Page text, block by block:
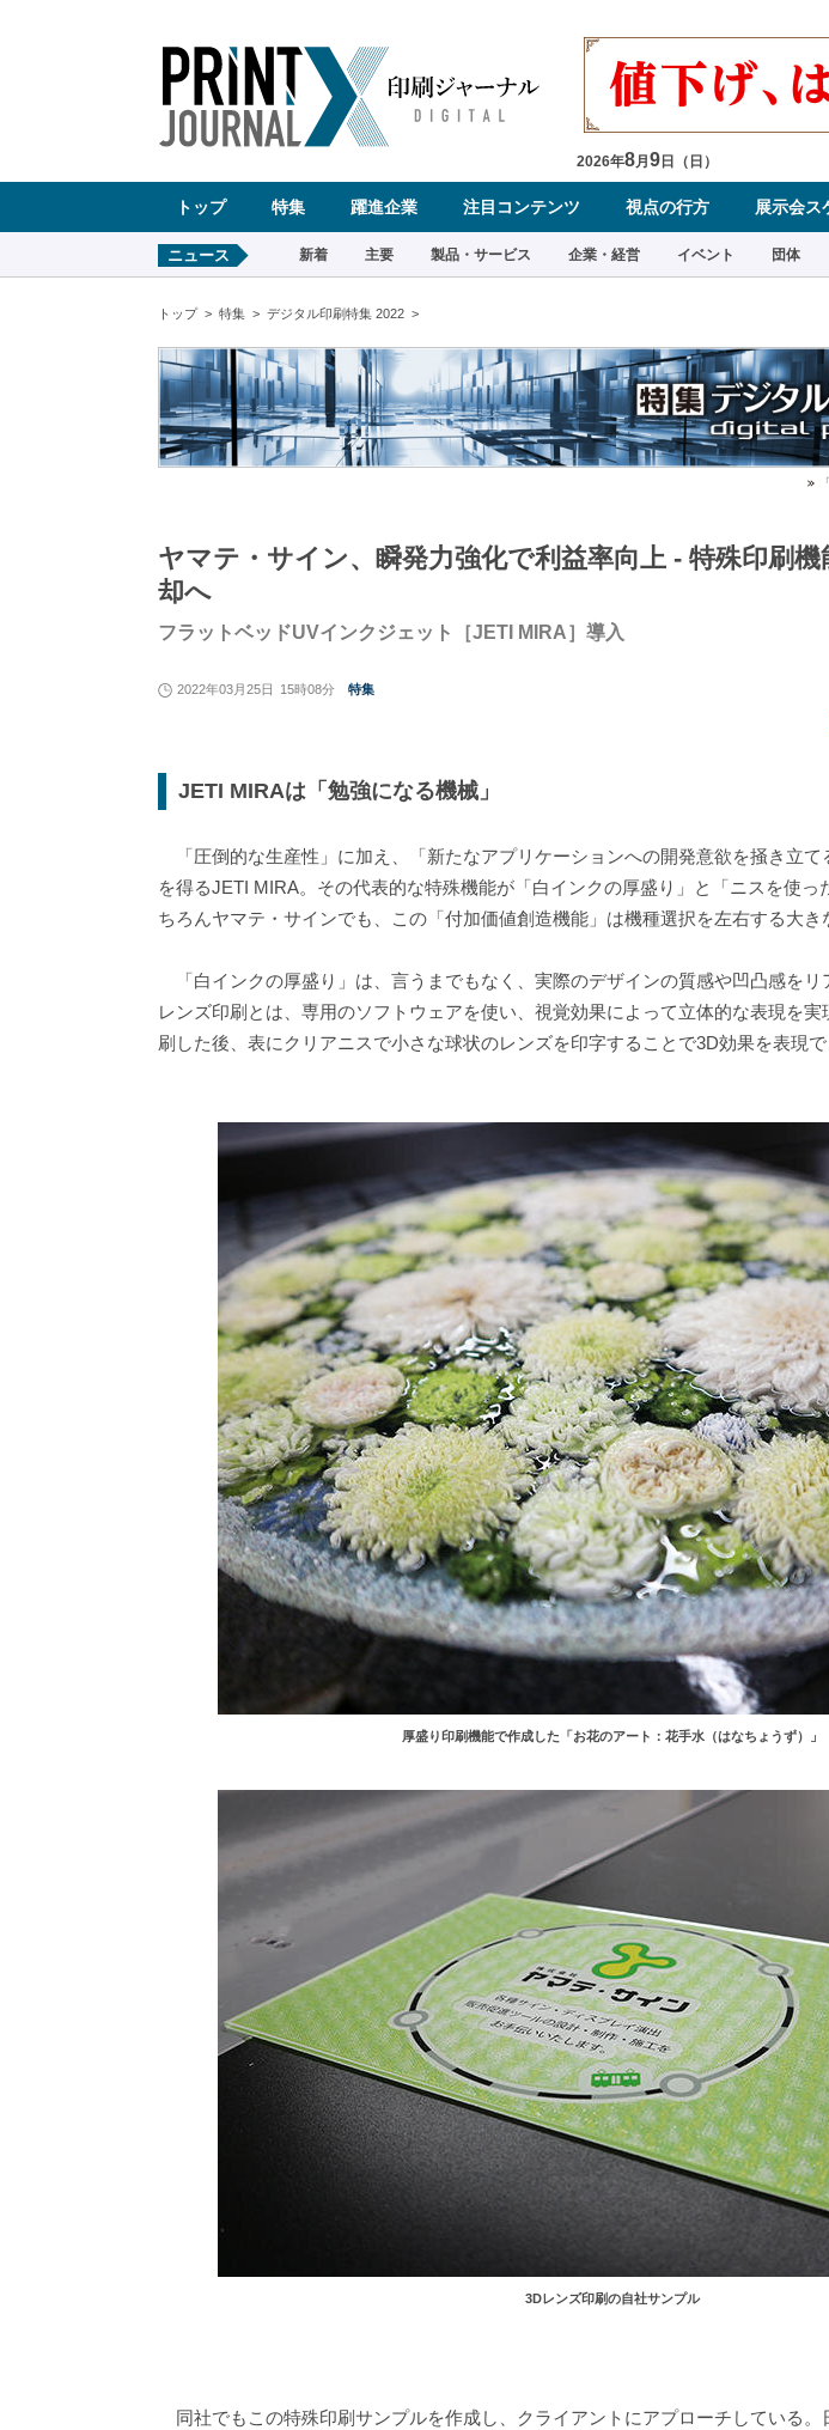
ア
ゲ
ン
2026年8月 9 日（ 日 ）
トップ 特集 躍進企業 注目コンテンツ 視点の行方 展示会ス
ニュース 新着 主要 製品・サービス 企業・経営 イベント 団体
トップ 特集 デジタル印刷特集 2022
ヤマテ・サイン、瞬発力強化で利益率向上 - 特殊印刷
却へ
フラットベッドUVインクジェット［JETI MIRA］導入
2022年03月25日 15時08分 特集
JETI MIRAは「勉強になる機械」
「圧倒的な生産性」に加え、「新たなアプリケーションへの開発意欲を掻き立て
を得るJETI MIRA。その代表的な特殊機能が「白インクの厚盛り」と「ニスを使っ
ちろんヤマテ・サインでも、この「付加価値創造機能」は機種選択を左右する大き
「白インクの厚盛り」は、言うまでもなく、実際のデザインの質感や凹凸感をリ
レンズ印刷とは、専用のソフトウェアを使い、視覚効果によって立体的な表現を
刷した後、表にクリアニスで小さな球状のレンズを印字することで3D効果を表現で
厚盛り印刷機能で作成した「お花のアート：花手水（はなちょうず）」
3Dレンズ印刷の自社サンプル
同社でもこの特殊印刷サンプルを作成し、クライアントにアプローチしている。